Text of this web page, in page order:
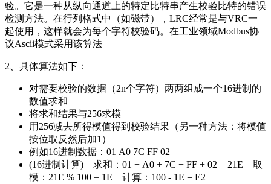
验。它是一种从纵向通道上的特定比特串产生校验比特的错误
检测方法。在行列格式中（如磁带），LRC经常是与VRC一
起使用，这样就会为每个字符校验码。在工业领域Modbus协
议Ascii模式采用该算法
2、具体算法如下：
对需要校验的数据（2n个字符）两两组成一个16进制的
数值求和
将求和结果与256求模
用256减去所得模值得到校验结果（另一种方法：将模值
按位取反然后加1）
例如16进制数据：01 A0 7C FF 02
(16进制计算) 求和：01 + A0 + 7C + FF + 02 = 21E 取
模：21E % 100 = 1E 计算：100 - 1E = E2